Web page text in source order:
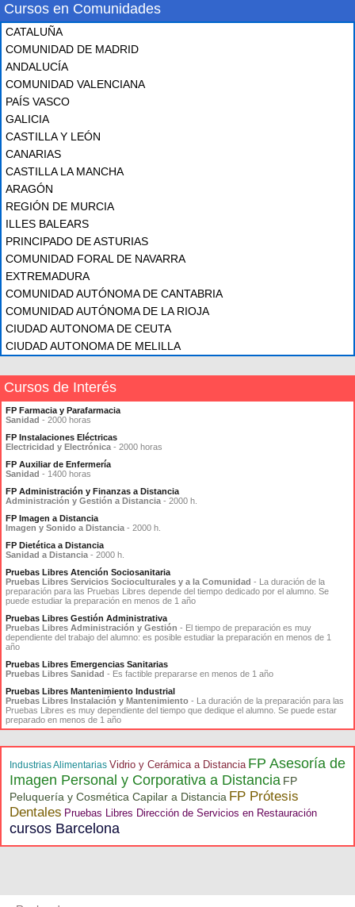
Cursos en Comunidades
CATALUÑA
COMUNIDAD DE MADRID
ANDALUCÍA
COMUNIDAD VALENCIANA
PAÍS VASCO
GALICIA
CASTILLA Y LEÓN
CANARIAS
CASTILLA LA MANCHA
ARAGÓN
REGIÓN DE MURCIA
ILLES BALEARS
PRINCIPADO DE ASTURIAS
COMUNIDAD FORAL DE NAVARRA
EXTREMADURA
COMUNIDAD AUTÓNOMA DE CANTABRIA
COMUNIDAD AUTÓNOMA DE LA RIOJA
CIUDAD AUTONOMA DE CEUTA
CIUDAD AUTONOMA DE MELILLA
Cursos de Interés
FP Farmacia y Parafarmacia
Sanidad - 2000 horas
FP Instalaciones Eléctricas
Electricidad y Electrónica - 2000 horas
FP Auxiliar de Enfermería
Sanidad - 1400 horas
FP Administración y Finanzas a Distancia
Administración y Gestión a Distancia - 2000 h.
FP Imagen a Distancia
Imagen y Sonido a Distancia - 2000 h.
FP Dietética a Distancia
Sanidad a Distancia - 2000 h.
Pruebas Libres Atención Sociosanitaria
Pruebas Libres Servicios Socioculturales y a la Comunidad - La duración de la
preparación para las Pruebas Libres depende del tiempo dedicado por el alumno. Se
puede estudiar la preparación en menos de 1 año
Pruebas Libres Gestión Administrativa
Pruebas Libres Administración y Gestión - El tiempo de preparación es muy
dependiente del trabajo del alumno: es posible estudiar la preparación en menos de 1
año
Pruebas Libres Emergencias Sanitarias
Pruebas Libres Sanidad - Es factible prepararse en menos de 1 año
Pruebas Libres Mantenimiento Industrial
Pruebas Libres Instalación y Mantenimiento - La duración de la preparación para las
Pruebas Libres es muy dependiente del tiempo que dedique el alumno. Se puede estar
preparado en menos de 1 año
Industrias Alimentarias Vidrio y Cerámica a Distancia FP Asesoría de
Imagen Personal y Corporativa a Distancia FP
Peluquería y Cosmética Capilar a Distancia FP Prótesis
Dentales Pruebas Libres Dirección de Servicios en Restauración
cursos Barcelona